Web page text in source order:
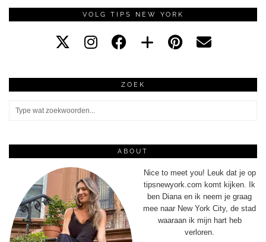
VOLG TIPS NEW YORK
ZOEK
ABOUT
Nice to meet you! Leuk dat je op
tipsnewyork.com komt kijken. Ik
ben Diana en ik neem je graag
mee naar New York City, de stad
waaraan ik mijn hart heb
verloren.